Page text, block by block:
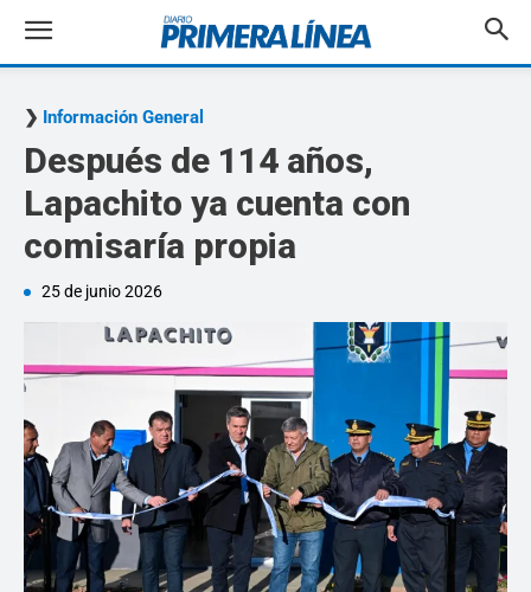
Información General
Después de 114 años,
Lapachito ya cuenta con
comisaría propia
25 de junio 2026